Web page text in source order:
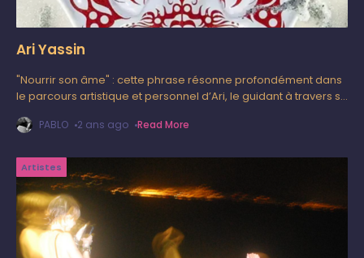
Ari Yassin
"Nourrir son âme" : cette phrase résonne profondément dans
le parcours artistique et personnel d’Ari, le guidant à travers sa
PABLO 2 ans ago Read More
Artistes